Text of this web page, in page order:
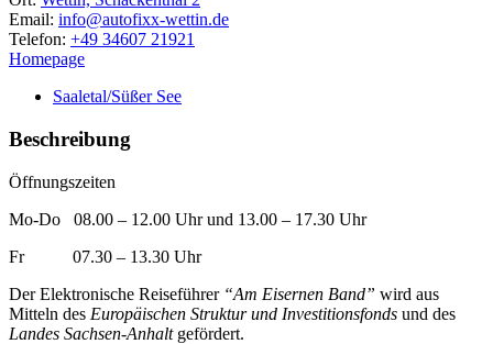
Email: info@autofixx-wettin.de
Telefon: +49 34607 21921
Homepage
Saaletal/Süßer See
Beschreibung
Öffnungszeiten
Mo-Do 08.00 – 12.00 Uhr und 13.00 – 17.30 Uhr
Fr 07.30 – 13.30 Uhr
Der Elektronische Reiseführer “Am Eisernen Band” wird aus
Mitteln des Europäischen Struktur und Investitionsfonds und des
Landes Sachsen-Anhaltgefördert.